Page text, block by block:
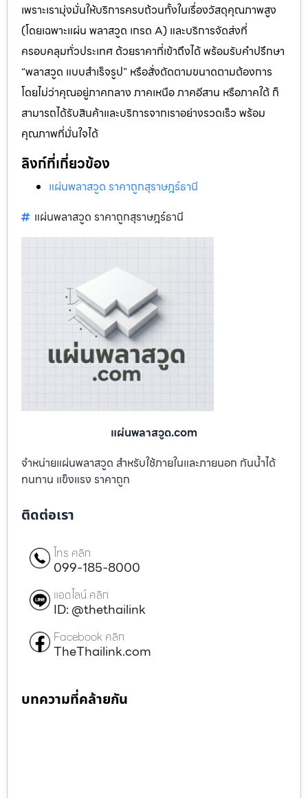
เพราะเรามุ่งมั่นให้บริการครบถ้วนทั้งในเรื่องวัสดุคุณภาพสูง
(โดยเฉพาะแผ่น พลาสวูด เกรด A) และบริการจัดส่งที่
ครอบคลุมทั่วประเทศ ด้วยราคาที่เข้าถึงได้ พร้อมรับคำปรึกษา
“พลาสวูด แบบสำเร็จรูป” หรือสั่งตัดตามขนาดตามต้องการ
โดยไม่ว่าคุณอยู่ภาคกลาง ภาคเหนือ ภาคอีสาน หรือภาคใต้ ก็
สามารถได้รับสินค้าและบริการจากเราอย่างรวดเร็ว พร้อม
คุณภาพที่มั่นใจได้
ลิงก์ที่เกี่ยวข้อง
แผ่นพลาสวูด ราคาถูกสุราษฎร์ธานี
แผ่นพลาสวูด ราคาถูกสุราษฎร์ธานี
แผ่นพลาสวูด.com
จำหน่ายแผ่นพลาสวูด สำหรับใช้ภายในและภายนอก กันน้ำได้
ทนทาน แข็งแรง ราคาถูก
ติดต่อเรา
โทร คลิก
099-185-8000
แอดไลน์ คลิก
ID: @thethailink
Facebook คลิก
TheThailink.com
บทความที่คล้ายกัน